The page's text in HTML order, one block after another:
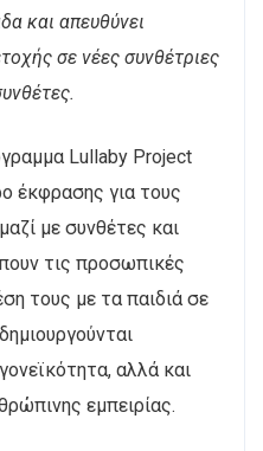
και απευθύνει
σε νέες συνθέτριες
Lullaby Project
έκφρασης για τους
με συνθέτες και
τις προσωπικές
τους με τα παιδιά σε
αλλά και
εμπειρίας.